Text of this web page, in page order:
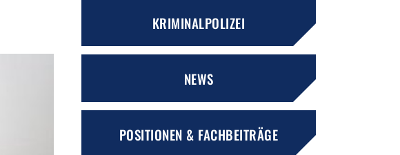
KRIMINALPOLIZEI
NEWS
POSITIONEN & FACHBEITRÄGE